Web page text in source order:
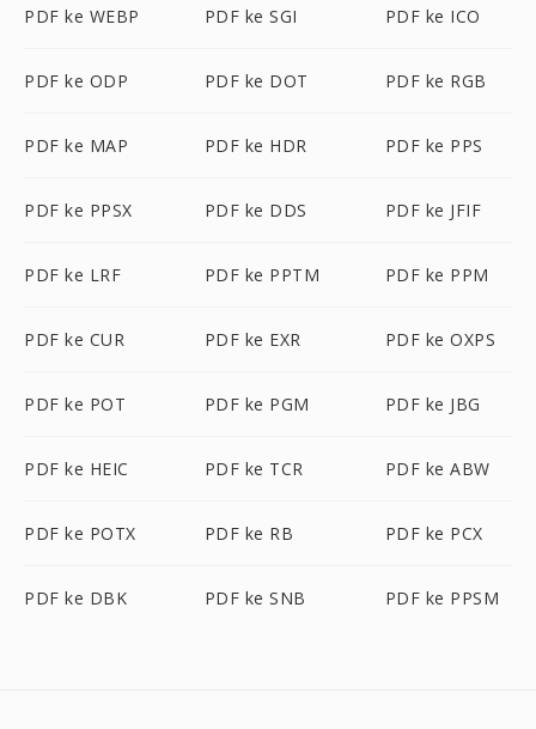
PDF ke WEBP PDF ke SGI PDF ke ICO
PDF ke ODP PDF ke DOT PDF ke RGB
PDF ke MAP PDF ke HDR PDF ke PPS
PDF ke PPSX PDF ke DDS PDF ke JFIF
PDF ke LRF PDF ke PPTM PDF ke PPM
PDF ke CUR PDF ke EXR PDF ke OXPS
PDF ke POT PDF ke PGM PDF ke JBG
PDF ke HEIC PDF ke TCR PDF ke ABW
PDF ke POTX PDF ke RB PDF ke PCX
PDF ke DBK PDF ke SNB PDF ke PPSM